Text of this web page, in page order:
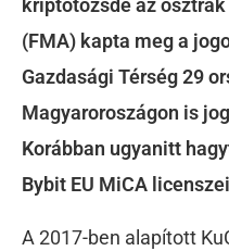
kriptotőzsde az
(FMA) kapta meg a
Gazdasági Térség 29
Magyaroroszágon is
Korábban ugyanitt
Bybit EU MiCA
A 2017-ben alapított